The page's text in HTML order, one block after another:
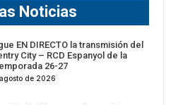
Noticias
EN DIRECTO la transmisión del
City – RCD Espanyol de la
26-27
de 2026